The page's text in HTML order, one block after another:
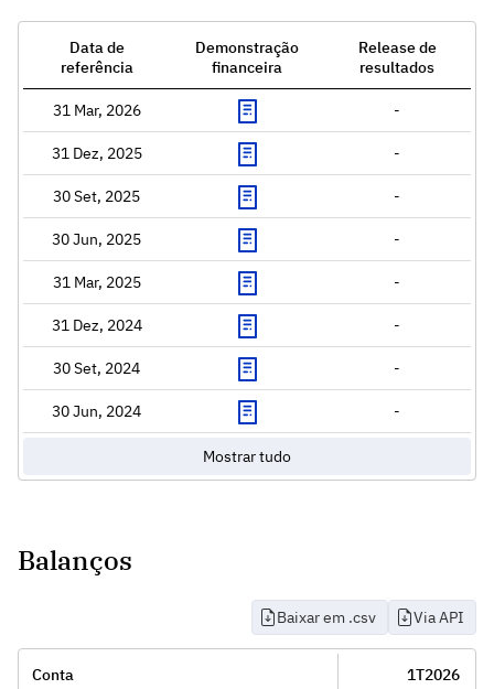
Data de
referência
Demonstração
financeira
Release de
resultados
31 Mar, 2026 -
31 Dez, 2025 -
30 Set, 2025 -
30 Jun, 2025 -
31 Mar, 2025 -
31 Dez, 2024 -
30 Set, 2024 -
30 Jun, 2024 -
Mostrar tudo
Balanços
Baixar em .csv Via API
Conta 1T2026